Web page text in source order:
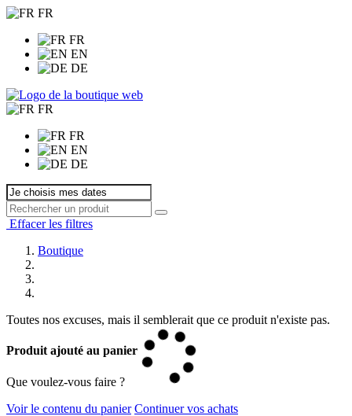
FR
FR
EN
DE
FR
FR
EN
DE
Effacer les filtres
Boutique
Toutes nos excuses, mais il semblerait que ce produit n'existe pas.
Produit ajouté au panier
Que voulez-vous faire ?
Voir le contenu du panier Continuer vos achats